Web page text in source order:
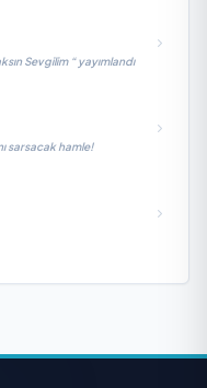
Sevgilim “ yayımlandı
sarsacak hamle!